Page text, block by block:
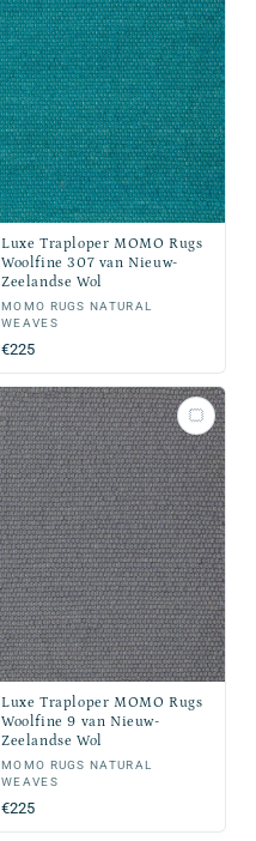
Luxe Traploper MOMO Rugs
Woolfine 307 van Nieuw-
Zeelandse Wol
Verkoper:
MOMO RUGS NATURAL
WEAVES
Normale
prijs
€225
Luxe Traploper MOMO Rugs
Woolfine 9 van Nieuw-
Zeelandse Wol
Verkoper:
MOMO RUGS NATURAL
WEAVES
Normale
prijs
€225